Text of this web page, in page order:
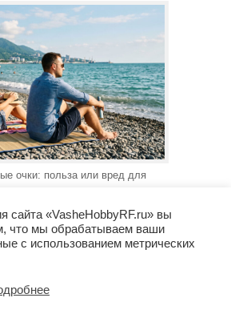
очки: польза или вред для
почитать
сайта «VasheHobbyRF.ru» вы
что мы обрабатываем ваши
с использованием метрических